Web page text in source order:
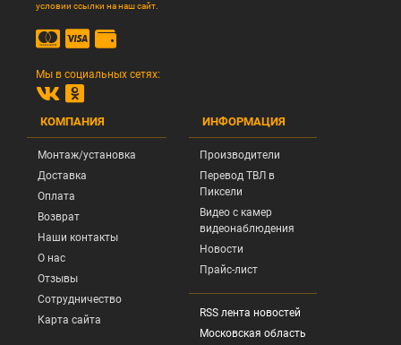
условии ссылки на наш сайт.
Мы в социальных сетях:
КОМПАНИЯ
Монтаж/установка
Доставка
Оплата
Возврат
Наши контакты
О нас
Отзывы
Сотрудничество
Карта сайта
ИНФОРМАЦИЯ
Производители
Перевод ТВЛ в
Пиксели
Видео с камер
видеонаблюдения
Новости
Прайс-лист
RSS лента новостей
Московская область